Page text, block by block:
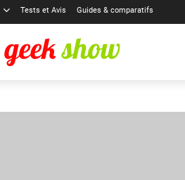
Tests et Avis Guides & comparatifs